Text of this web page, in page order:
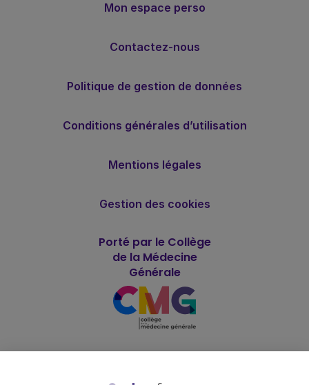
Mon espace perso
Contactez-nous
Politique de gestion de données
Conditions générales d’utilisation
Mentions légales
Gestion des cookies
Porté par le Collège
de la Médecine
Générale